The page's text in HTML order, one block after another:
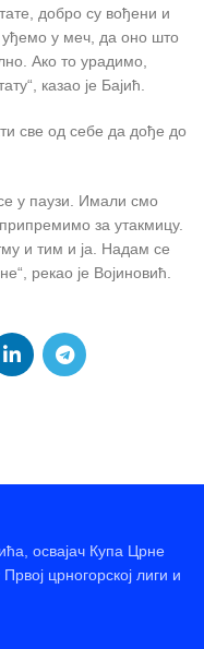
добро су вођени и
у меч, да оно што
Ако то урадимо,
казао је Бајић.
све од себе да дође до
се у паузи. Имали смо
за утакмицу.
и тим и ја. Надам се
рекао је Војиновић.
освајач Купа Црне
црногорској лиги и